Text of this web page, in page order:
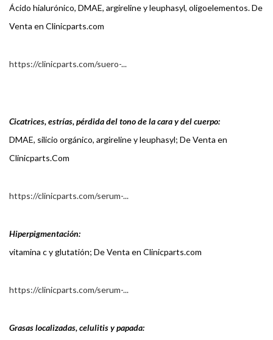
Ácido hialurónico, DMAE, argireline y leuphasyl, oligoelementos. De
Venta en Clinicparts.com
https://clinicparts.com/suero-...
Cicatrices, estrías, pérdida del tono de la cara y del cuerpo:
DMAE, silicio orgánico, argireline y leuphasyl; De Venta en
Clinicparts.Com
https://clinicparts.com/serum-...
Hiperpigmentación:
vitamina c y glutatión; De Venta en Clinicparts.com
https://clinicparts.com/serum-...
Grasas localizadas, celulitis y papada: